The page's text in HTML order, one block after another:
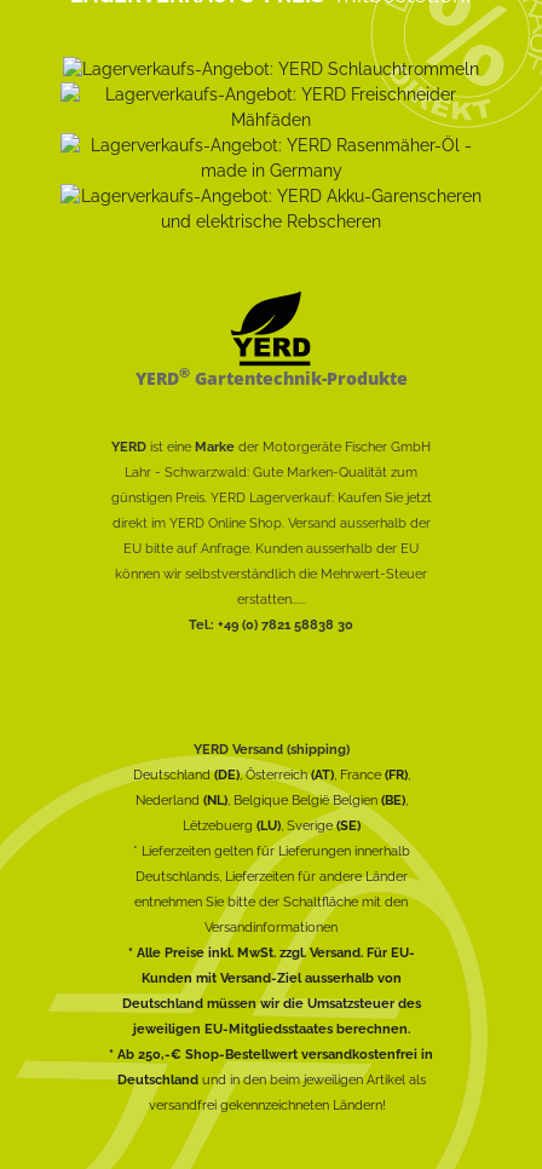
YERD®Gartentechnik-Produkte
YERD ist eine Marke der Motorgeräte Fischer GmbH
Lahr - Schwarzwald: Gute Marken-Qualität zum
günstigen Preis. YERD Lagerverkauf: Kaufen Sie jetzt
direkt im YERD Online Shop. Versand ausserhalb der
EU bitte auf Anfrage. Kunden ausserhalb der EU
können wir selbstverständlich die Mehrwert-Steuer
erstatten......
Tel.: +49 (0) 7821 58838 30
YERD Versand (shipping)
Deutschland(DE), Österreich(AT), France (FR),
Nederland (NL), Belgique België Belgien (BE),
Lëtzebuerg (LU), Sverige(SE)
* Lieferzeiten gelten für Lieferungen innerhalb
Deutschlands, Lieferzeiten für andere Länder
entnehmen Sie bitte der Schaltfläche mit den
Versandinformationen
* Alle Preise inkl. MwSt. zzgl. Versand. Für EU-
Kunden mit Versand-Ziel ausserhalb von
Deutschland müssen wir die Umsatzsteuer des
jeweiligen EU-Mitgliedsstaates berechnen.
* Ab 250,-€ Shop-Bestellwert versandkostenfrei in
Deutschlandund in den beim jeweiligen Artikel als
versandfrei gekennzeichneten Ländern!